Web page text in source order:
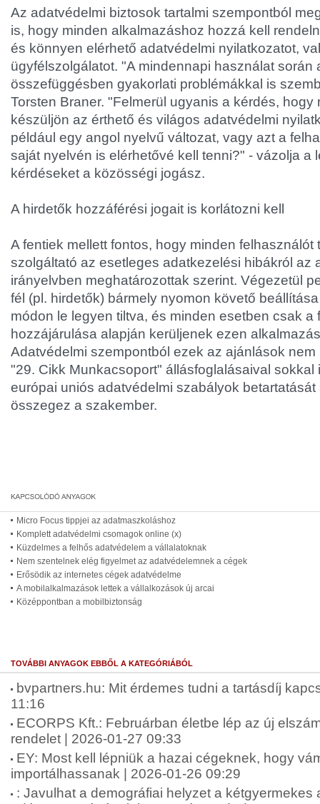
Az adatvédelmi biztosok tartalmi szempontból
is, hogy minden alkalmazáshoz hozzá kell
és könnyen elérhető adatvédelmi nyilatkozatot,
ügyfélszolgálatot. "A mindennapi használat során
összefüggésben gyakorlati problémákkal is
Torsten Braner. "Felmerül ugyanis a kérdés, hogy
készüljön az érthető és világos adatvédelmi
például egy angol nyelvű változat, vagy azt a
saját nyelvén is elérhetővé kell tenni?" - vázolja a
kérdéseket a közösségi jogász.
A hirdetők hozzáférési jogait is korlátozni kell
A fentiek mellett fontos, hogy minden felhasználót
szolgáltató az esetleges adatkezelési hibákról az
irányelvben meghatározottak szerint. Végezetül
fél (pl. hirdetők) bármely nyomon követő
módon le legyen tiltva, és minden esetben csak a
hozzájárulása alapján kerüljenek ezen
Adatvédelmi szempontból ezek az ajánlások
"29. Cikk Munkacsoport" állásfoglalásaival
európai uniós adatvédelmi szabályok
összegez a szakember.
Micro Focus tippjei az adatmaszkoláshoz
Komplett adatvédelmi csomagok online (x)
Küzdelmes a felhős adatvédelem a vállalatoknak
Nem szentelnek elég figyelmet az adatvédelemnek a cégek
Erősödik az internetes cégek adatvédelme
A mobilalkalmazások lettek a vállalkozások új arcai
Középpontban a mobilbiztonság
TOVÁBBI ANYAGOK EBBŐL A KATEGÓRIÁBÓL
bvpartners.hu: Mit érdemes tudni a tartásdíj
11:16
ECORPS Kft.: Februárban életbe lép az új
rendelet | 2026-01-27 09:33
EY: Most kell lépniük a hazai cégeknek, hogy
importálhassanak | 2026-01-26 09:29
: Javulhat a demográfiai helyzet a kétgyermekes